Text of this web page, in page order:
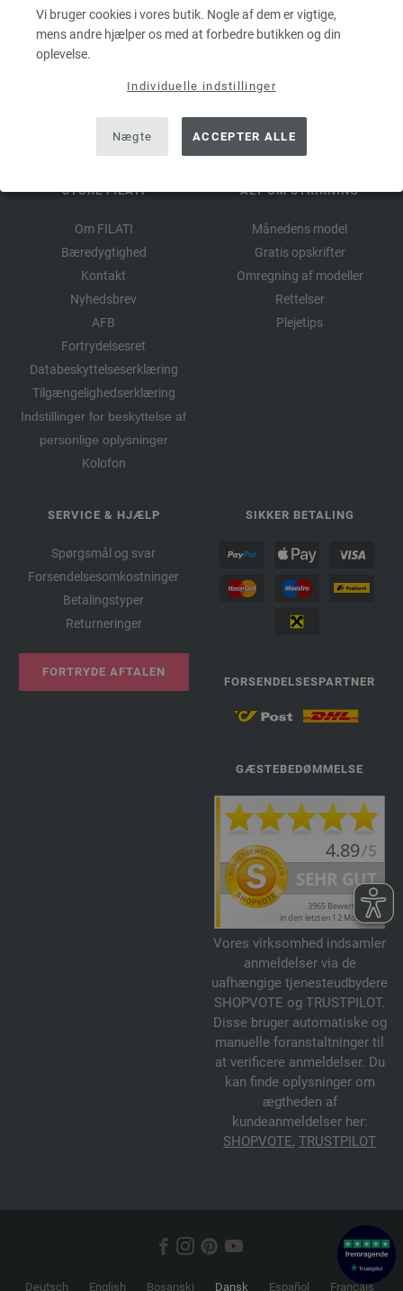
Vi bruger cookies i vores butik. Nogle af dem er vigtige,
mens andre hjælper os med at forbedre butikken og din
oplevelse.
Individuelle indstillinger
Nægte ACCEPTER ALLE
Kuponen er
gyldig i 14
dage. Mindste ordreværdi 45,- €. For førstegangstilmeldinger.
STORE FILATI
Om FILATI
Bæredygtighed
Kontakt
Nyhedsbrev
AFB
Fortrydelsesret
Databeskyttelseserklæring
Tilgængelighedserklæring
Indstillinger for beskyttelse af
personlige oplysninger
Kolofon
ALT OM STRIKNING
Månedens model
Gratis opskrifter
Omregning af modeller
Rettelser
Plejetips
SERVICE & HJÆLP
Spørgsmål og svar
Forsendelsesomkostninger
Betalingstyper
Returneringer
FORTRYDE AFTALEN
SIKKER BETALING
FORSENDELSESPARTNER
GÆSTEBEDØMMELSE
Vores virksomhed indsamler
anmeldelser via de
uafhængige tjenesteudbydere
SHOPVOTE og TRUSTPILOT.
Disse bruger automatiske og
manuelle foranstaltninger til
at verificere anmeldelser. Du
kan finde oplysninger om
ægtheden af
kundeanmeldelser her:
SHOPVOTE, TRUSTPILOT
Deutsch English Bosanski Dansk Español Français